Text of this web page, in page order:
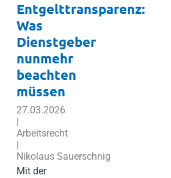
Entgelttransparenz:
Was
Dienstgeber
nunmehr
beachten
müssen
27.03.2026
|
Arbeitsrecht
|
Nikolaus Sauerschnig
Mit der